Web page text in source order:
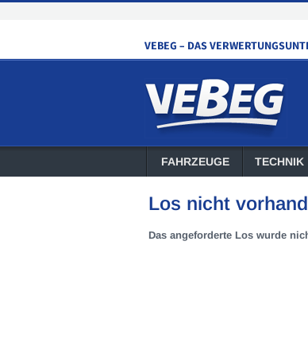
FAHRZEUGE TECHNIK
Los nicht
Das angeforderte Los wurde